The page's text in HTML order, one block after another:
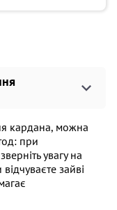
кардана, можна
при
увагу на
зайві